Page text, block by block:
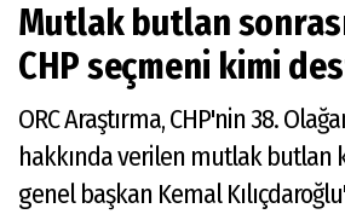
Mutlak butlan
CHP seçmeni kimi
ORC Araştırma, CHP'nin 38.
hakkında verilen mutlak butlan
genel başkan Kemal